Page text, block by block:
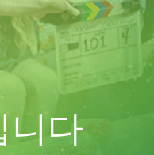
니다